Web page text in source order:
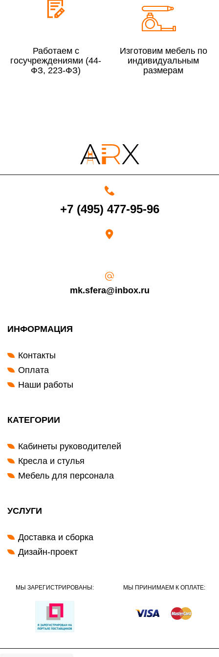
выдал Вашу банковскую карту).
Работаем с
госучреждениями (44-
ФЗ, 223-ФЗ)
Изготовим мебель по
индивидуальным
размерам
+7 (495) 477-95-96
mk.sfera@inbox.ru
ИНФОРМАЦИЯ
Контакты
Оплата
Наши работы
КАТЕГОРИИ
Кабинеты руководителей
Кресла и стулья
Мебель для персонала
УСЛУГИ
Доставка и сборка
Дизайн-проект
МЫ ЗАРЕГИСТРИРОВАНЫ: МЫ ПРИНИМАЕМ К ОПЛАТЕ: